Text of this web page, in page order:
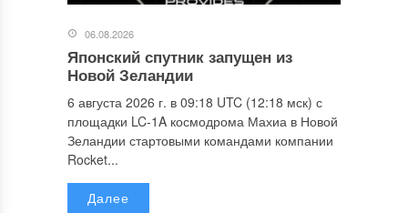
06.08.2026
Японский спутник запущен из
Новой Зеландии
6 августа 2026 г. в 09:18 UTC (12:18 мск) с
площадки LC-1A космодрома Махиа в Новой
Зеландии стартовыми командами компании
Rocket...
Далее